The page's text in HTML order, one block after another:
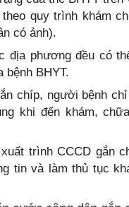
quy trình khám
có ảnh).
địa phương đều có
bệnh BHYT.
chíp, người bệnh
khi đến khám,
trình CCCD gắn
tin và làm thủ tục